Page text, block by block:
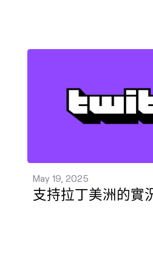
May 19, 2025
支持拉丁美洲的實